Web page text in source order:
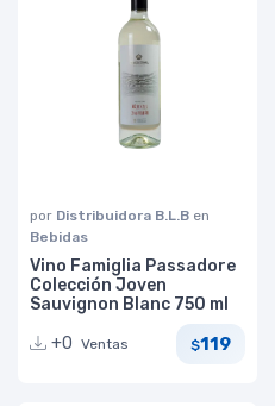
por Distribuidora B.L.B en
Bebidas
Vino Famiglia Passadore
Colección Joven
Sauvignon Blanc 750 ml
+0 Ventas $119